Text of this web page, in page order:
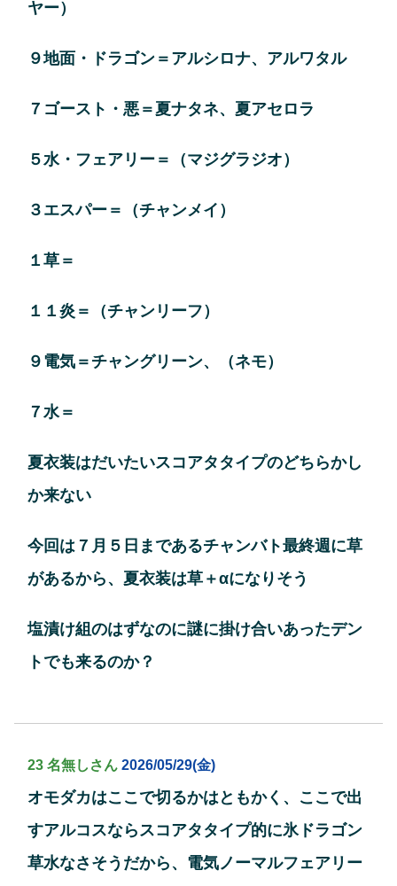
ヤー）
９地面・ドラゴン＝アルシロナ、アルワタル
７ゴースト・悪＝夏ナタネ、夏アセロラ
５水・フェアリー＝（マジグラジオ）
３エスパー＝（チャンメイ）
１草＝
１１炎＝（チャンリーフ）
９電気＝チャングリーン、（ネモ）
７水＝
夏衣装はだいたいスコアタタイプのどちらかし
か来ない
今回は７月５日まであるチャンバト最終週に草
があるから、夏衣装は草＋αになりそう
塩漬け組のはずなのに謎に掛け合いあったデン
トでも来るのか？
23 名無しさん 2026/05/29(金)
オモダカはここで切るかはともかく、ここで出
すアルコスならスコアタタイプ的に氷ドラゴン
草水なさそうだから、電気ノーマルフェアリー